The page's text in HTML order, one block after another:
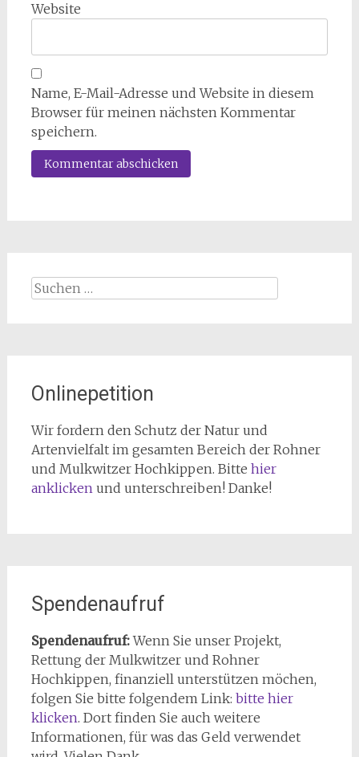
Website
Name, E-Mail-Adresse und Website in diesem
Browser für meinen nächsten Kommentar
speichern.
Suchen
Onlinepetition
Wir fordern den Schutz der Natur und
Artenvielfalt im gesamten Bereich der Rohner
und Mulkwitzer Hochkippen. Bitte hier
anklickenund unterschreiben! Danke!
Spendenaufruf
Spendenaufruf:Wenn Sie unser Projekt,
Rettung der Mulkwitzer und Rohner
Hochkippen, finanziell unterstützen möchen,
folgen Sie bitte folgendem Link: bitte hier
klicken. Dort finden Sie auch weitere
Informationen, für was das Geld verwendet